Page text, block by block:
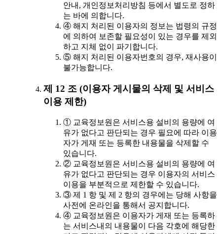
안내, 개인정보처리방침 등에서 별도로 정하
는 바에 의합니다.
④ 해지 처리된 이용자의 정보는 법령의 규정
에 의하여 보존할 필요성이 있는 경우를 제외
하고 지체 없이 파기합니다.
⑤ 해지 처리된 이용자번호의 경우, 재사용이
불가능합니다.
제 12 조 (이용자 게시물의 삭제 및 서비스
이용 제한)
① 교육정보원은 서비스용 설비의 용량에 여
유가 없다고 판단되는 경우 필요에 따라 이용
자가 게재 또는 등록한 내용물을 삭제할 수
있습니다.
② 교육정보원은 서비스용 설비의 용량에 여
유가 없다고 판단되는 경우 이용자의 서비스
이용을 부분적으로 제한할 수 있습니다.
③ 제 1 항 및 제 2 항의 경우에는 당해 사항을
사전에 온라인을 통해서 공지합니다.
④ 교육정보원은 이용자가 게재 또는 등록하
는 서비스내의 내용물이 다음 각호에 해당한